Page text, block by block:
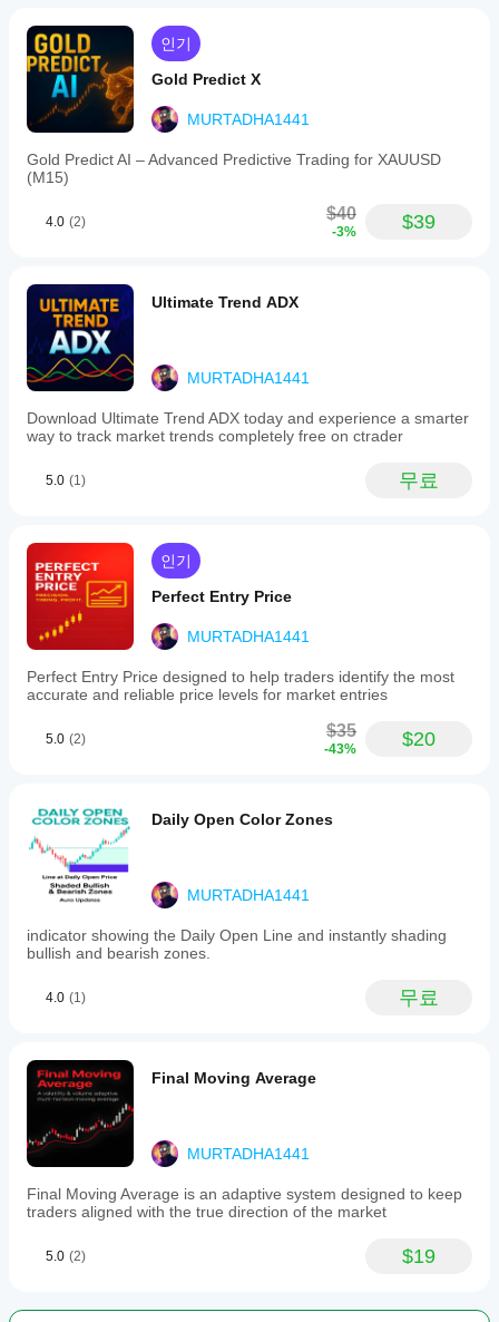
인기
Gold Predict X
MURTADHA1441
Gold Predict AI – Advanced Predictive Trading for XAUUSD
(M15)
4.0 (2) $40
-3% $39
Ultimate Trend ADX
MURTADHA1441
Download Ultimate Trend ADX today and experience a smarter
way to track market trends completely free on ctrader
5.0 (1) 무료
인기
Perfect Entry Price
MURTADHA1441
Perfect Entry Price designed to help traders identify the most
accurate and reliable price levels for market entries
5.0 (2) $35
-43% $20
Daily Open Color Zones
MURTADHA1441
indicator showing the Daily Open Line and instantly shading
bullish and bearish zones.
4.0 (1) 무료
Final Moving Average
MURTADHA1441
Final Moving Average is an adaptive system designed to keep
traders aligned with the true direction of the market
5.0 (2) $19